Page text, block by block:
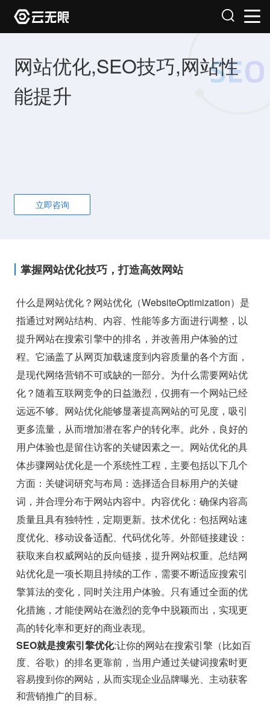
网站优化,SEO技巧,网站性
能提升
立即咨询
掌握网站优化技巧，打造高效网站
什么是网站优化？网站优化（WebsiteOptimization）是
指通过对网站结构、内容、性能等多方面进行调整，以
提升网站在搜索引擎中的排名，并改善用户体验的过
程。它涵盖了从网页加载速度到内容质量的各个方面，
是现代网络营销不可或缺的一部分。为什么需要网站优
化？随着互联网竞争的日益激烈，仅拥有一个网站已经
远远不够。网站优化能够显著提高网站的可见度，吸引
更多流量，从而增加潜在客户的转化率。此外，良好的
用户体验也是留住访客的关键因素之一。网站优化的具
体步骤网站优化是一个系统性工程，主要包括以下几个
方面：关键词研究与布局：选择适合目标用户的关键
词，并合理分布于网站内容中。内容优化：确保内容高
质量且具有独特性，定期更新。技术优化：包括网站速
度优化、移动设备适配、代码优化等。外部链接建设：
获取来自权威网站的反向链接，提升网站权重。总结网
站优化是一项长期且持续的工作，需要不断适应搜索引
擎算法的变化，同时关注用户体验。只有通过全面的优
化措施，才能使网站在激烈的竞争中脱颖而出，实现更
高的转化率和更好的商业表现。
SEO就是搜索引擎优化:让你的网站在搜索引擎（比如百
度、谷歌）的排名更靠前，当用户通过关键词搜索时更
容易搜到你的网站，从而实现企业品牌曝光、主动获客
和营销推广的目标。